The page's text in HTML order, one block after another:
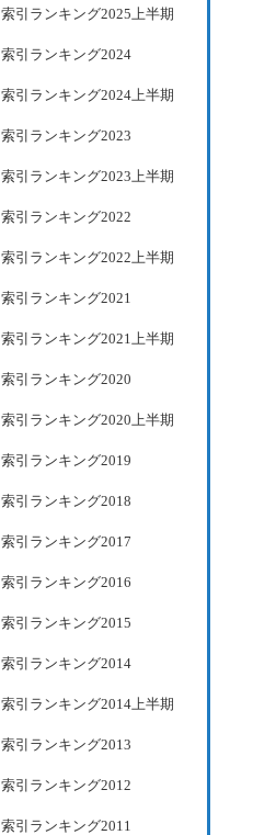
索引ランキング2025上半期
索引ランキング2024
索引ランキング2024上半期
索引ランキング2023
索引ランキング2023上半期
索引ランキング2022
索引ランキング2022上半期
索引ランキング2021
索引ランキング2021上半期
索引ランキング2020
索引ランキング2020上半期
索引ランキング2019
索引ランキング2018
索引ランキング2017
索引ランキング2016
索引ランキング2015
索引ランキング2014
索引ランキング2014上半期
索引ランキング2013
索引ランキング2012
索引ランキング2011